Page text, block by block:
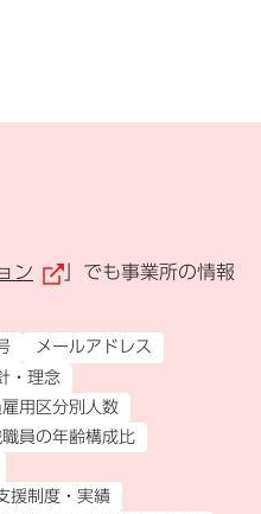
ン （外部リンク）
」でも事業所の情報
メールアドレス
・理念
用区分別人数
員の年齢構成比
援制度・実績